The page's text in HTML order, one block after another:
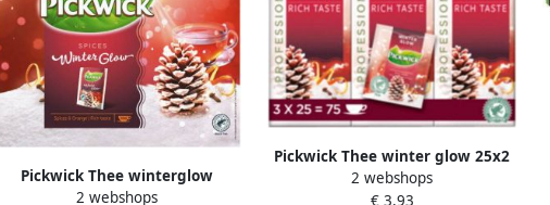
Pickwick Thee winterglow
100x2gr
2 webshops
Pickwick Thee winter glow 25x2
gr met envelop
2 webshops
€ 3,93